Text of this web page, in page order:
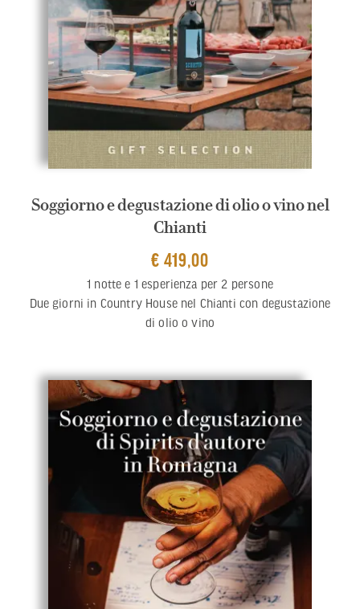
Soggiorno e degustazione di olio o vino nel
Chianti
€ 419,00
1 notte e 1 esperienza per 2 persone
Due giorni in Country House nel Chianti con degustazione
di olio o vino